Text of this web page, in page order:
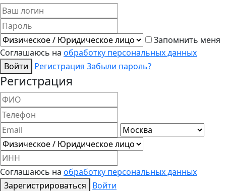
Запомнить меня
Соглашаюсь на обработку персональных данных
Войти
Регистрация Забыли пароль?
Регистрация
Соглашаюсь на обработку персональных данных
Зарегистрироваться
Войти